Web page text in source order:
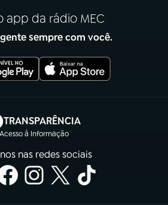
app da rádio MEC
sempre com você.
TRANSPARÊNCIA
Acesso à Informação
(abre em nova aba)
nas redes sociais